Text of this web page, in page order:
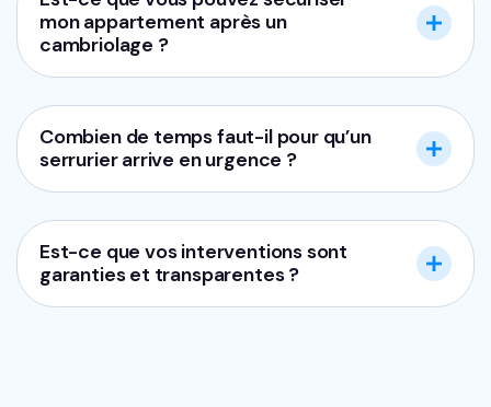
mon appartement après un
cambriolage ?
Combien de temps faut-il pour qu’un
serrurier arrive en urgence ?
Est-ce que vos interventions sont
garanties et transparentes ?